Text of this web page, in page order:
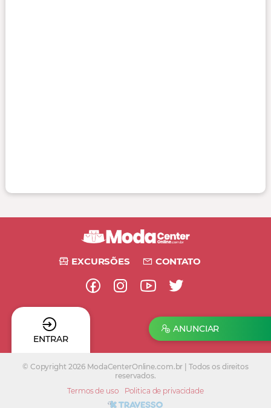
EXCURSÕES CONTATO
ENTRAR
ANUNCIAR
© Copyright 2026 ModaCenterOnline.com.br | Todos os direitos
reservados.
Termos de uso
Politica de privacidade